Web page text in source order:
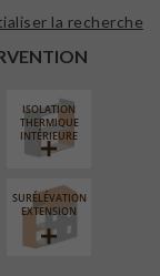
la recherche
ISOLATION
THERMIQUE
INTÉRIEURE
SURÉLÉVATION
EXTENSION